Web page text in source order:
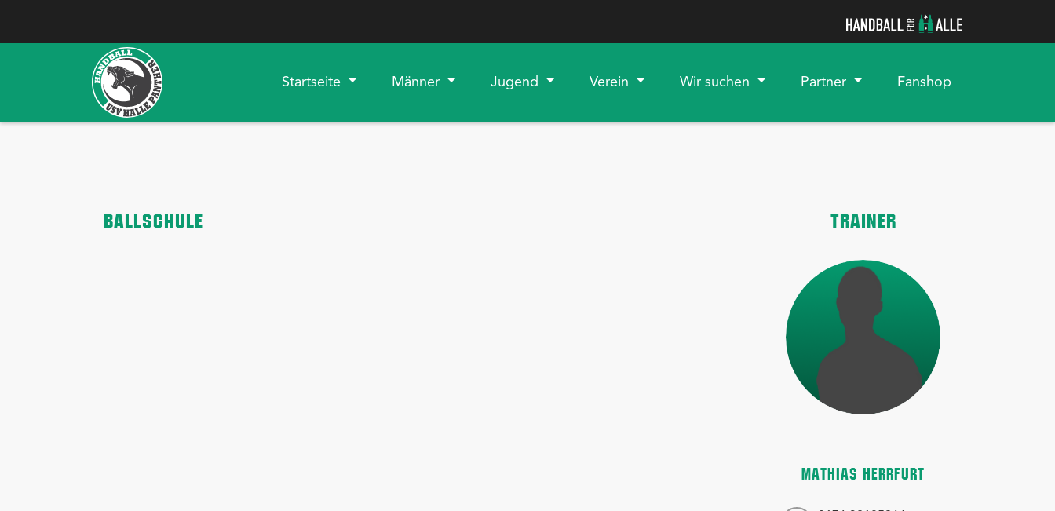
Startseite
Männer Jugend Verein Wir suchen Partner Fanshop
BALLSCHULE TRAINER
MATHIAS HERRFURT